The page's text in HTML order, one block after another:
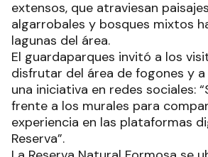
extensos, que atraviesan
algarrobales y bosques mixtos
lagunas del área.
El guardaparques invitó a los
disfrutar del área de fogones y
una iniciativa en redes sociales:
frente a los murales para
experiencia en las plataformas
Reserva”.